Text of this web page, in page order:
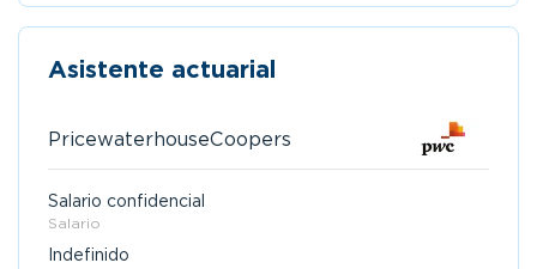
Asistente actuarial
PricewaterhouseCoopers
Salario confidencial
Salario
Indefinido